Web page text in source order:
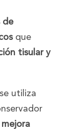
de
que
tisular y
utiliza